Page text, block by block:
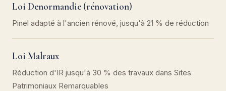
Loi Denormandie (rénovation)
Pinel adapté à l'ancien rénové, jusqu'à 21 % de réduction
Loi Malraux
Réduction d'IR jusqu'à 30 % des travaux dans Sites
Patrimoniaux Remarquables